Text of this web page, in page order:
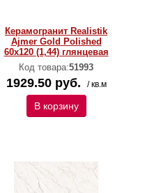
Керамогранит Realistik
Ajmer Gold Polished
60x120 (1,44) глянцевая
Код товара:51993
1929.50 руб. / кв.м
В корзину